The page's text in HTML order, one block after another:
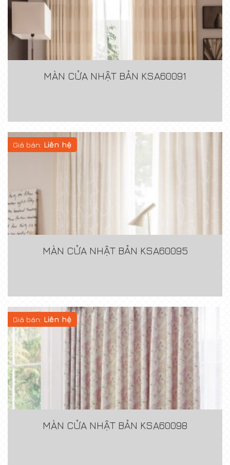
MÀN CỬA NHẬT BẢN KSA60091
Giá bán: Liên hệ
MÀN CỬA NHẬT BẢN KSA60095
Giá bán: Liên hệ
MÀN CỬA NHẬT BẢN KSA60098